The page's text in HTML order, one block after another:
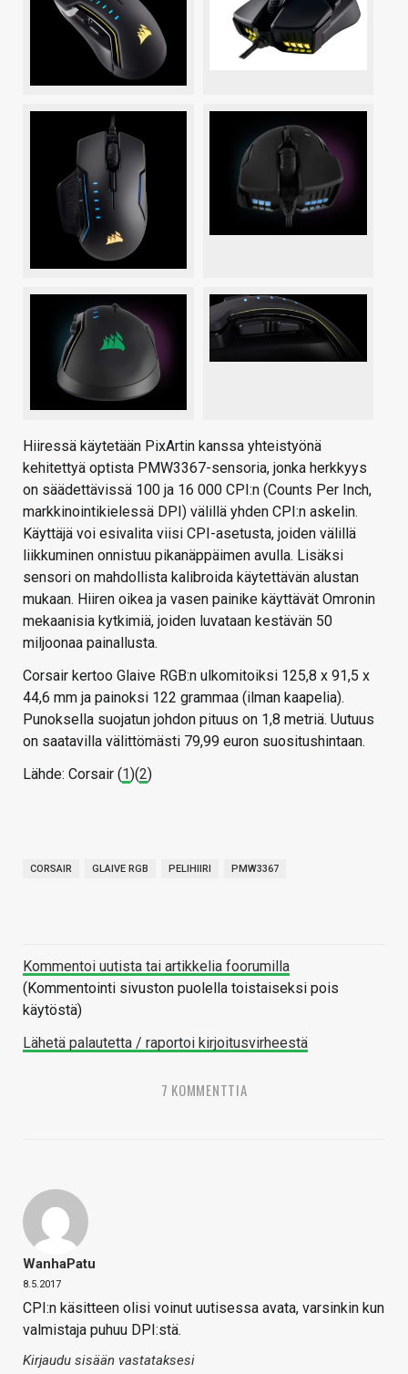
Hiiressä käytetään PixArtin kanssa yhteistyönä
kehitettyä optista PMW3367-sensoria, jonka herkkyys
on säädettävissä 100 ja 16 000 CPI:n (Counts Per Inch,
markkinointikielessä DPI) välillä yhden CPI:n askelin.
Käyttäjä voi esivalita viisi CPI-asetusta, joiden välillä
liikkuminen onnistuu pikanäppäimen avulla. Lisäksi
sensori on mahdollista kalibroida käytettävän alustan
mukaan. Hiiren oikea ja vasen painike käyttävät Omronin
mekaanisia kytkimiä, joiden luvataan kestävän 50
miljoonaa painallusta.
Corsair kertoo Glaive RGB:n ulkomitoiksi 125,8 x 91,5 x
44,6 mm ja painoksi 122 grammaa (ilman kaapelia).
Punoksella suojatun johdon pituus on 1,8 metriä. Uutuus
on saatavilla välittömästi 79,99 euron suositushintaan.
Lähde: Corsair (1)(2)
CORSAIR GLAIVE RGB PELIHIIRI PMW3367
Kommentoi uutista tai artikkelia foorumilla
(Kommentointi sivuston puolella toistaiseksi pois
käytöstä)
Lähetä palautetta / raportoi kirjoitusvirheestä
7 KOMMENTTIA
WanhaPatu
8.5.2017
CPI:n käsitteen olisi voinut uutisessa avata, varsinkin kun
valmistaja puhuu DPI:stä.
Kirjaudu sisään vastataksesi